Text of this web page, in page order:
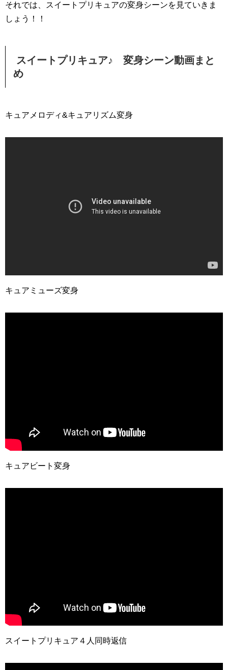
それでは、スイートプリキュアの変身シーンを見ていきま
しょう！！
スイートプリキュア♪ 変身シーン動画まと
め
キュアメロディ&キュアリズム変身
キュアミューズ変身
キュアビート変身
スイートプリキュア４人同時返信